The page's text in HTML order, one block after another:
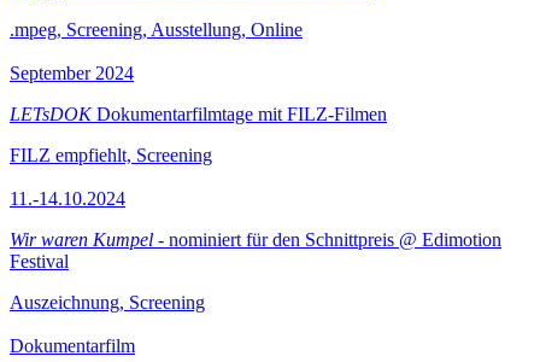
.mpeg, Screening, Ausstellung, Online
September 2024
LETsDOKDokumentarfilmtage mit FILZ-Filmen
FILZ empfiehlt, Screening
11.-14.10.2024
Wir waren Kumpel - nominiert für den Schnittpreis @ Edimotion
Festival
Auszeichnung, Screening
Dokumentarfilm